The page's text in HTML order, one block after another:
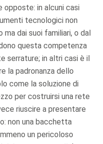
opposte: in alcuni casi
tecnologici non
dai suoi familiari, o dal
questa competenza
serrature; in altri casi è il
la padronanza dello
come la soluzione di
per costruirsi una rete
riuscire a presentare
non una bacchetta
un pericoloso